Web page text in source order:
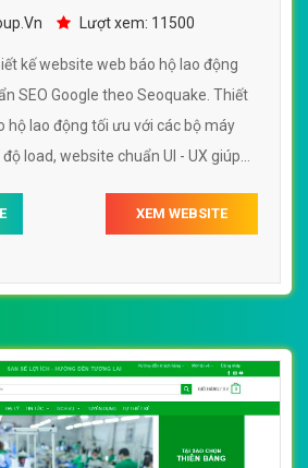
Lượt xem: 11500
kế website web báo hộ lao động
SEO Google theo Seoquake. Thiết
hộ lao động tối ưu với các bộ máy
load, website chuẩn UI - UX giúp
XEM WEBSITE